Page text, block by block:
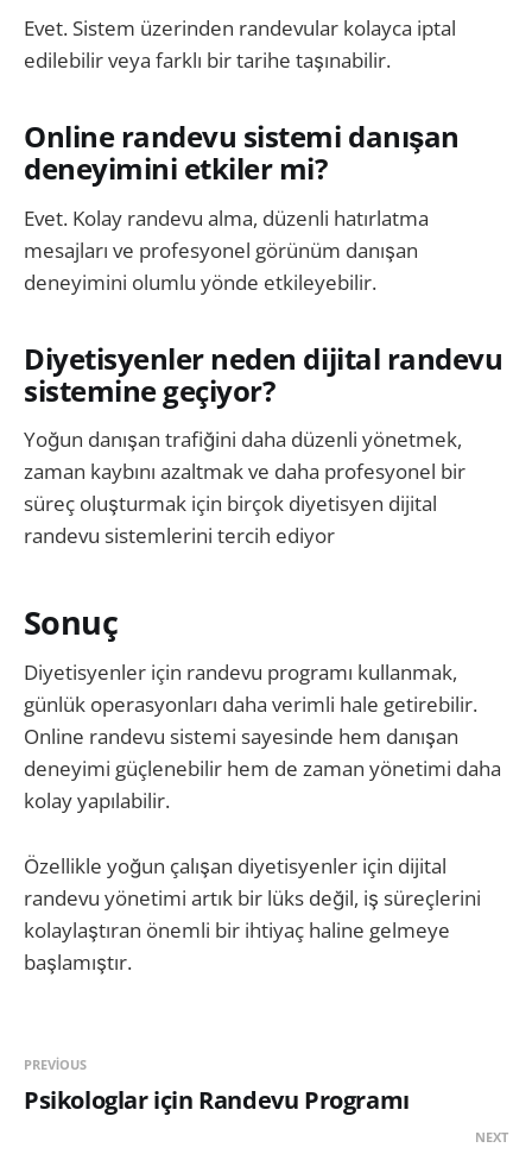
Evet. Sistem üzerinden randevular kolayca iptal
edilebilir veya farklı bir tarihe taşınabilir.
Online randevu sistemi danışan
deneyimini etkiler mi?
Evet. Kolay randevu alma, düzenli hatırlatma
mesajları ve profesyonel görünüm danışan
deneyimini olumlu yönde etkileyebilir.
Diyetisyenler neden dijital randevu
sistemine geçiyor?
Yoğun danışan trafiğini daha düzenli yönetmek,
zaman kaybını azaltmak ve daha profesyonel bir
süreç oluşturmak için birçok diyetisyen dijital
randevu sistemlerini tercih ediyor
Sonuç
Diyetisyenler için randevu programı kullanmak,
günlük operasyonları daha verimli hale getirebilir.
Online randevu sistemi sayesinde hem danışan
deneyimi güçlenebilir hem de zaman yönetimi daha
kolay yapılabilir.
Özellikle yoğun çalışan diyetisyenler için dijital
randevu yönetimi artık bir lüks değil, iş süreçlerini
kolaylaştıran önemli bir ihtiyaç haline gelmeye
başlamıştır.
PREVIOUS
Psikologlar için Randevu Programı
NEXT